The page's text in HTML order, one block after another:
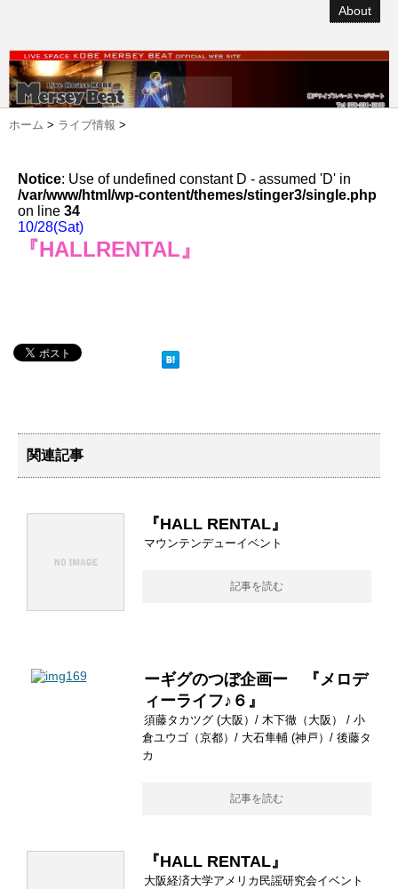
About
ホーム > ライブ情報 >
Notice: Use of undefined constant D - assumed 'D' in
/var/www/html/wp-content/themes/stinger3/single.php
on line 34
10/28(Sat)
『HALLRENTAL』
関連記事
『HALL RENTAL』
マウンテンデューイベント
記事を読む
ーギグのつぼ企画ー 『メロデ
ィーライフ♪６』
須藤タカツグ (大阪）/ 木下徹（大阪） / 小
倉ユウゴ（京都）/ 大石隼輔 (神戸）/ 後藤タ
カ
記事を読む
『HALL RENTAL』
大阪経済大学アメリカ民謡研究会イベント